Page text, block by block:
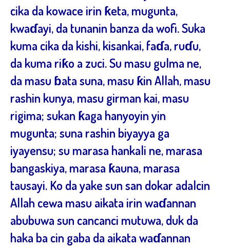
cika da kowace irin ƙeta, mugunta,
kwaɗayi, da tunanin banza da wofi. Suka
kuma cika da kishi, kisankai, faɗa, ruɗu,
da kuma riƙo a zuci. Su masu gulma ne,
da masu ɓata suna, masu ƙin Allah, masu
rashin kunya, masu girman kai, masu
rigima; sukan ƙaga hanyoyin yin
mugunta; suna rashin biyayya ga
iyayensu; su marasa hankali ne, marasa
bangaskiya, marasa ƙauna, marasa
tausayi. Ko da yake sun san dokar adalcin
Allah cewa masu aikata irin waɗannan
abubuwa sun cancanci mutuwa, duk da
haka ba cin gaba da aikata waɗannan